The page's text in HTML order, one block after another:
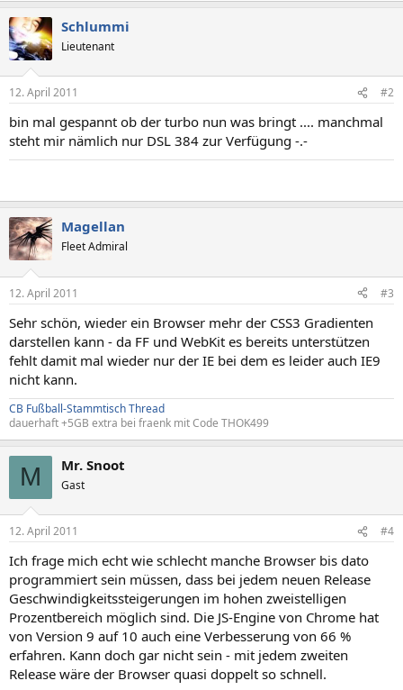
Schlummi
Lieutenant
12. April 2011 #2
bin mal gespannt ob der turbo nun was bringt .... manchmal
steht mir nämlich nur DSL 384 zur Verfügung -.-
Magellan
Fleet Admiral
12. April 2011 #3
Sehr schön, wieder ein Browser mehr der CSS3 Gradienten
darstellen kann - da FF und WebKit es bereits unterstützen
fehlt damit mal wieder nur der IE bei dem es leider auch IE9
nicht kann.
CB Fußball-Stammtisch Thread
dauerhaft +5GB extra bei fraenk mit Code THOK499
M Mr. Snoot
Gast
12. April 2011 #4
Ich frage mich echt wie schlecht manche Browser bis dato
programmiert sein müssen, dass bei jedem neuen Release
Geschwindigkeitssteigerungen im hohen zweistelligen
Prozentbereich möglich sind. Die JS-Engine von Chrome hat
von Version 9 auf 10 auch eine Verbesserung von 66 %
erfahren. Kann doch gar nicht sein - mit jedem zweiten
Release wäre der Browser quasi doppelt so schnell.